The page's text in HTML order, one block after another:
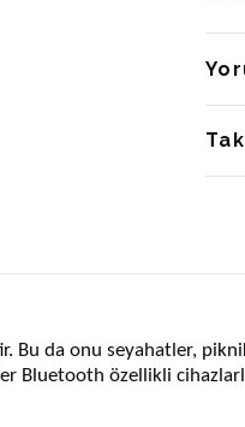
da onu seyahatler,
Bluetooth özellikli